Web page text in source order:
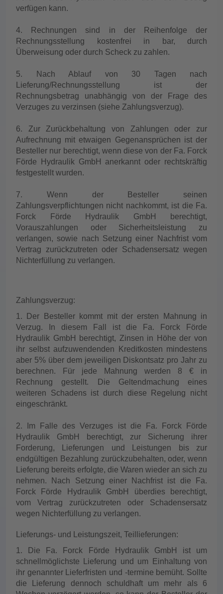
verfügen kann.
4. Rechnungen sind in der Reihenfolge der
Rechnungsstellung kostenfrei in bar, durch
Überweisung oder durch Scheck zu zahlen.
5. Nach Ablauf von 30 Tagen nach
Lieferung/Rechnungsstellung ist der
Rechnungsbetrag unabhängig von der Frage des
Verzuges zu verzinsen (siehe Zahlungsverzug).
6. Zur Zurückbehaltung von Zahlungen oder zur
Aufrechnung mit etwaigen Gegenansprüchen ist der
Besteller nur berechtigt, wenn diese von der Fa. Forck
Förde Hydraulik GmbH anerkannt oder rechtskräftig
festgestellt wurden.
7. Wenn der Besteller seinen
Zahlungsverpflichtungen nicht nachkommt, ist die Fa.
Forck Förde Hydraulik GmbH berechtigt,
Vorauszahlungen oder Sicherheitsleistung zu
verlangen, sowie nach Setzung einer Nachfrist vom
Vertrag zurückzutreten oder Schadensersatz wegen
Nichterfüllung zu verlangen.
Zahlungsverzug:
1. Der Besteller kommt mit der ersten Mahnung in
Verzug. In diesem Fall ist die Fa. Forck Förde
Hydraulik GmbH berechtigt, Zinsen in Höhe der von
ihr selbst aufzuwendenden Kreditkosten mindestens
aber 5% über dem jeweiligen Diskontsatz pro Jahr zu
berechnen. Für jede Mahnung werden 8 € in
Rechnung gestellt. Die Geltendmachung eines
weiteren Schadens ist durch diese Regelung nicht
eingeschränkt.
2. Im Falle des Verzuges ist die Fa. Forck Förde
Hydraulik GmbH berechtigt, zur Sicherung ihrer
Forderung, Lieferungen und Leistungen bis zur
endgültigen Bezahlung zurückzubehalten, oder, wenn
Lieferung bereits erfolgte, die Waren wieder an sich zu
nehmen. Nach Setzung einer Nachfrist ist die Fa.
Forck Förde Hydraulik GmbH überdies berechtigt,
vom Vertrag zurückzutreten oder Schadensersatz
wegen Nichterfüllung zu verlangen.
Lieferungs- und Leistungszeit, Teillieferungen:
1. Die Fa. Forck Förde Hydraulik GmbH ist um
schnellmöglichste Lieferung und um Einhaltung von
ihr genannter Lieferfristen und -termine bemüht. Sollte
die Lieferung dennoch schuldhaft um mehr als 6